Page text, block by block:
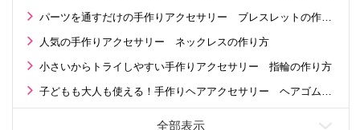
パーツを通すだけの手作りアクセサリー ブレスレットの作り方
人気の手作りアクセサリー ネックレスの作り方
小さいからトライしやすい手作りアクセサリー 指輪の作り方
子どもも大人も使える！手作りヘアアクセサリー ヘアゴム＆ヘアピン